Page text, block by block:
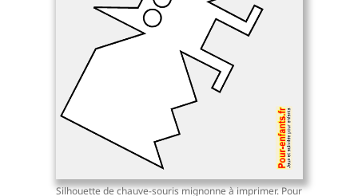
Silhouette de chauve-souris mignonne à imprimer. Pour